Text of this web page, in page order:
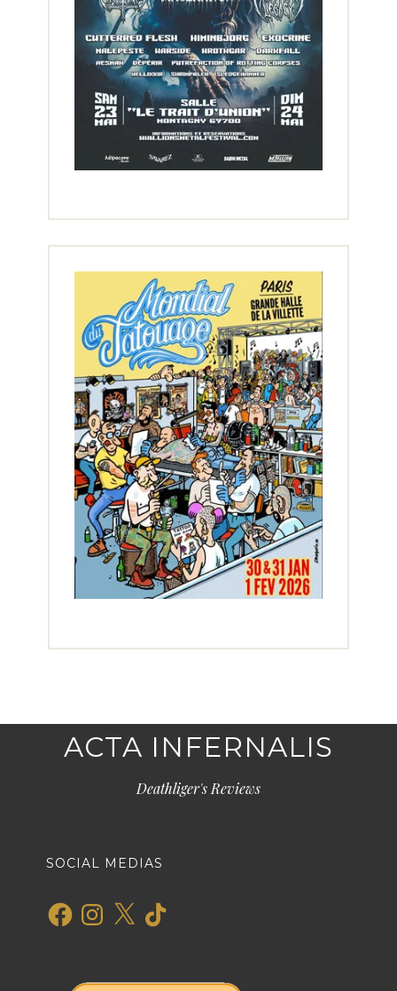
ACTA INFERNALIS
Deathliger's Reviews
SOCIAL MEDIAS
FacebookInstagram
X TikTok